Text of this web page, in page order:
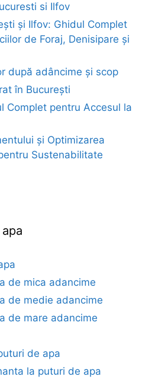
si Ilfov
și Ilfov: Ghidul Complet
de Foraj, Denisipare și
după adâncime și scop
în București
Complet pentru Accesul la
și Optimizarea
Sustenabilitate
de mica adancime
de medie adancime
de mare adancime
de apa
la puturi de apa